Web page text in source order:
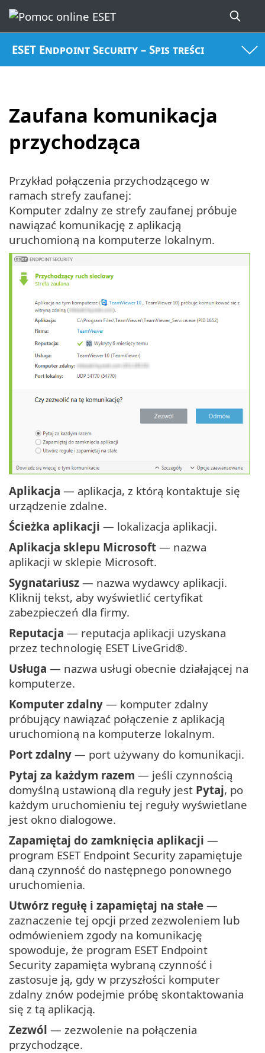
ESET Endpoint Security – Spis treści
Zaufana komunikacja
przychodząca
Przykład połączenia przychodzącego w
ramach strefy zaufanej:
Komputer zdalny ze strefy zaufanej próbuje
nawiązać komunikację z aplikacją
uruchomioną na komputerze lokalnym.
Aplikacja — aplikacja, z którą kontaktuje się
urządzenie zdalne.
Ścieżka aplikacji — lokalizacja aplikacji.
Aplikacja sklepu Microsoft — nazwa
aplikacji w sklepie Microsoft.
Sygnatariusz — nazwa wydawcy aplikacji.
Kliknij tekst, aby wyświetlić certyfikat
zabezpieczeń dla firmy.
Reputacja — reputacja aplikacji uzyskana
przez technologię ESET LiveGrid®.
Usługa — nazwa usługi obecnie działającej na
komputerze.
Komputer zdalny — komputer zdalny
próbujący nawiązać połączenie z aplikacją
uruchomioną na komputerze lokalnym.
Port zdalny — port używany do komunikacji.
Pytaj za każdym razem — jeśli czynnością
domyślną ustawioną dla reguły jest Pytaj, po
każdym uruchomieniu tej reguły wyświetlane
jest okno dialogowe.
Zapamiętaj do zamknięcia aplikacji —
program ESET Endpoint Security zapamiętuje
daną czynność do następnego ponownego
uruchomienia.
Utwórz regułę i zapamiętaj na stałe —
zaznaczenie tej opcji przed zezwoleniem lub
odmówieniem zgody na komunikację
spowoduje, że program ESET Endpoint
Security zapamięta wybraną czynność i
zastosuje ją, gdy w przyszłości komputer
zdalny znów podejmie próbę skontaktowania
się z tą aplikacją.
Zezwól — zezwolenie na połączenia
przychodzące.